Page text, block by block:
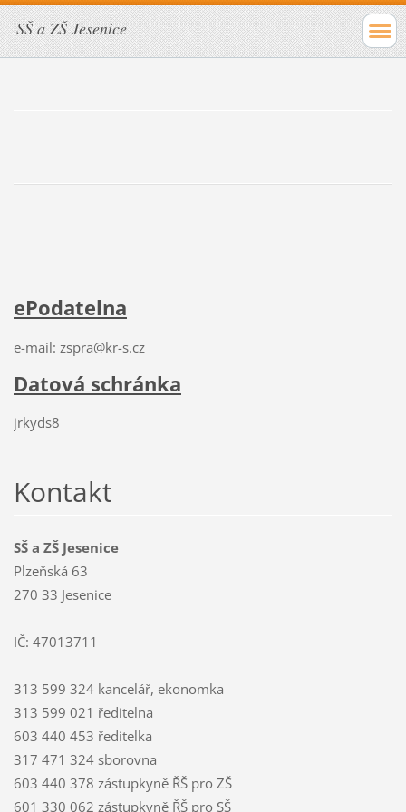
SŠ a ZŠ Jesenice
ePodatelna
e-mail: zspra@kr-s.cz
Datová schránka
jrkyds8
Kontakt
SŠ a ZŠ Jesenice
Plzeňská 63
270 33 Jesenice
IČ: 47013711
313 599 324 kancelář, ekonomka
313 599 021 ředitelna
603 440 453 ředitelka
317 471 324 sborovna
603 440 378 zástupkyně ŘŠ pro ZŠ
601 330 062 zástupkyně ŘŠ pro SŠ